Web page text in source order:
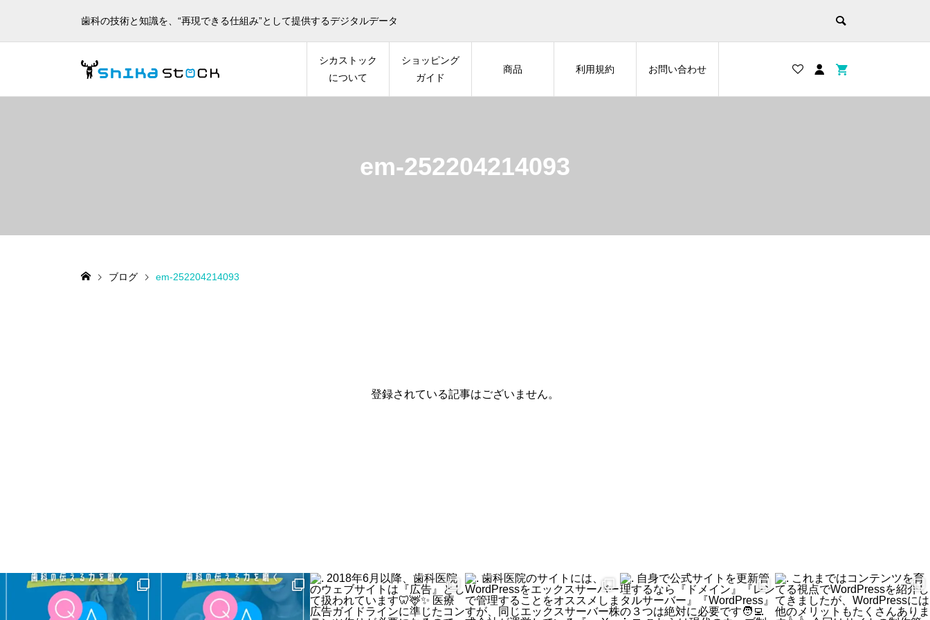
歯科の技術と知識を、“再現できる仕組み”として提供するデジタルデータ
シカストック
について
ショッピング
ガイド
商品 利用規約 お問い合わせ
em-252204214093
ブログ em-252204214093
登録されている記事はございません。